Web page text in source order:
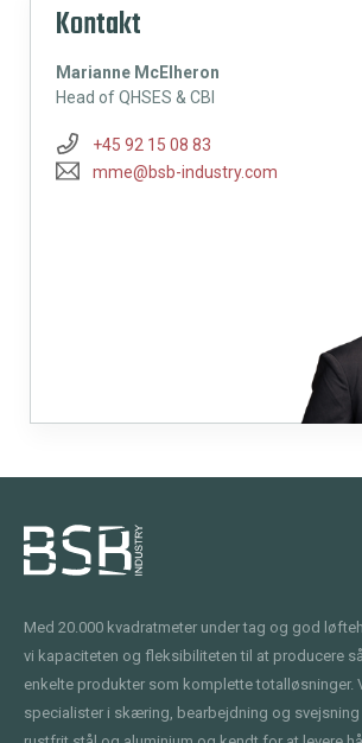
Kontakt
Marianne McElheron
Head of QHSES & CBI
+45 92 15 08 83
mme@bsb-industry.com
Med 20.000 kvadratmeter under tag og god
vi kapaciteten og fleksibiliteten til at producere
enkelte produkter som komplette totalløsninger.
specialister i skæring, bearbejdning og svejsning